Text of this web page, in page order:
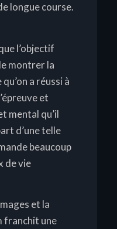
longue course.
l’objectif
montrer la
qu’on a réussi à
et
mental qu’il
d’une telle
beaucoup
de vie
et la
franchit une